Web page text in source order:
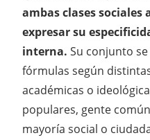
ambas clases
expresar su
interna. Su conjunto
fórmulas según
académicas o
populares, gente
mayoría social o